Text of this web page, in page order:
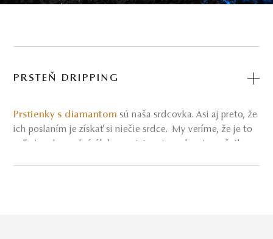
PRSTEŇ DRIPPING
Prstienky s diamantom sú naša srdcovka. Asi aj preto, že
ich poslaním je získať si niečie srdce. My veríme, že je to
veľmi zodpovedná úloha a pristupujeme k nej so všetkou